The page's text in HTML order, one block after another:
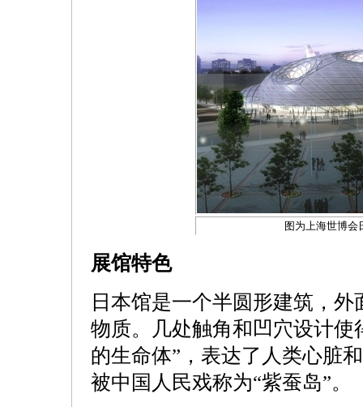
图为上海世博会
展馆特色
日本馆是一个半圆形建筑，
物质。几处触角和凹穴设计使
的生命体”，表达了人类心脏
被中国人民戏称为“紫蚕岛”。